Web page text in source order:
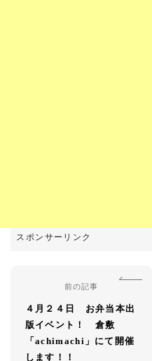
前の記事
４月２４日 お弁当本出
版イベント！ 倉敷
「achimachi」にて開催
します！！